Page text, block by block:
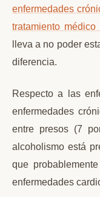
enfermedades
tratamiento médico
lleva a no poder
diferencia.
Respecto a las
enfermedades
entre presos (7
alcoholismo está
que
enfermedades